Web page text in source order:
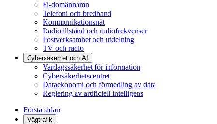
Fi-domännamn
Telefoni och bredband
Kommunikationsnät
Radiotillstånd och radiofrekvenser
Postverksamhet och utdelning
TV och radio
Cybersäkerhet och AI
Vardagssäkerhet för information
Cybersäkerhetscentret
Dataekonomi och förmedling av data
Reglering av artificiell intelligens
Första sidan
Vägtrafik